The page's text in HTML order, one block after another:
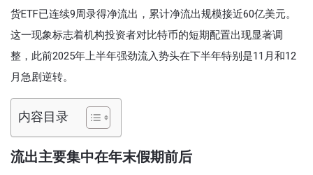
货ETF已连续9周录得净流出，累计净流出规模接近60亿美元。
这一现象标志着机构投资者对比特币的短期配置出现显著调
整，此前2025年上半年强劲流入势头在下半年特别是11月和12
月急剧逆转。
内容目录
流出主要集中在年末假期前后